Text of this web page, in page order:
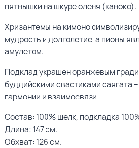
пятнышки на шкуре оленя (каноко).
Хризантемы на кимоно
мудрость и долголетие, а пионы
амулетом.
Подклад украшен оранжевым
буддийскими свастиками саягата
гармонии и взаимосвязи.
Состав: 100% шелк, подкладка
Длина: 147 см.
Обхват: 126 см.